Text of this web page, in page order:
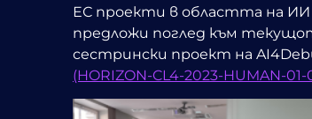
ЕС проекти в областта на ИИ
предложи поглед към
сестрински проект на
(HORIZON-CL4-2023-HUMAN-01-